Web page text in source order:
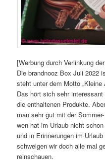
[Werbung durch Verlinkung
Die brandnooz Box Juli 2022
steht unter dem Motto „Kleine
Das hört sich sehr
die enthaltenen Produkte.
man sehr gut mit der
wen hat im Urlaub nicht
und in Erinnerungen im
schwelgen wir doch alle mal
reinschauen.